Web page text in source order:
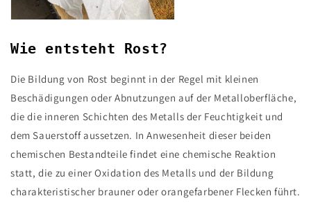
Wie entsteht Rost?
Die Bildung von Rost beginnt in der Regel mit kleinen
Beschädigungen oder Abnutzungen auf der Metalloberfläche,
die die inneren Schichten des Metalls der Feuchtigkeit und
dem Sauerstoff aussetzen. In Anwesenheit dieser beiden
chemischen Bestandteile findet eine chemische Reaktion
statt, die zu einer Oxidation des Metalls und der Bildung
charakteristischer brauner oder orangefarbener Flecken führt.